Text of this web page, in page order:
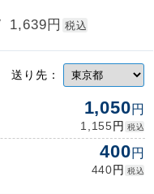
1,639円 税込
送り先：
1,050円
1,155円 税込
400円
440円 税込